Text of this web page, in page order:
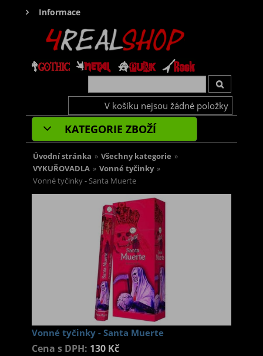
Informace
V košíku nejsou žádné položky
KATEGORIE ZBOŽÍ
Úvodní stránka » Všechny kategorie »
VYKUŘOVADLA » Vonné tyčinky »
Vonné tyčinky - Santa Muerte
Vonné tyčinky - Santa Muerte
Cena s DPH: 130 Kč